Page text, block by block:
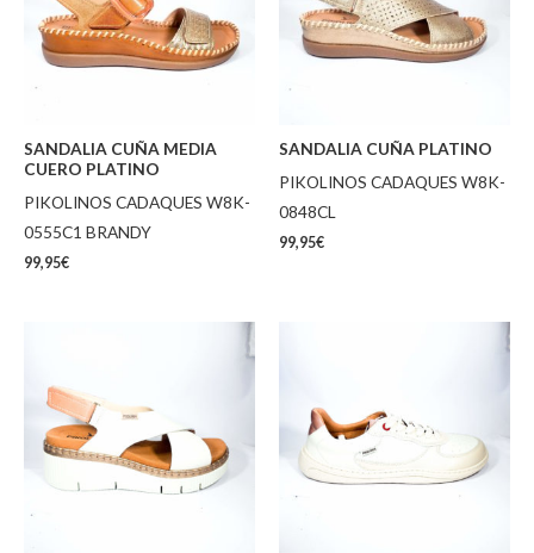
SANDALIA CUÑA MEDIA
CUERO PLATINO
PIKOLINOS CADAQUES W8K-
0555C1 BRANDY
99,95€
SANDALIA CUÑA PLATINO
PIKOLINOS CADAQUES W8K-
0848CL
99,95€